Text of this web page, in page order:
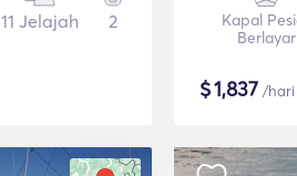
11 Jelajah 2
Kapal
Berlayar
$1,837 /hari